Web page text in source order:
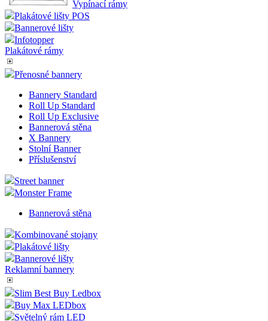
Vypínací rámy
Plakátové lišty POS
Bannerové lišty
Infotopper
Plakátové rámy
Přenosné bannery
Bannery Standard
Roll Up Standard
Roll Up Exclusive
Bannerová stěna
X Bannery
Stolní Banner
Příslušenství
Street banner
Monster Frame
Bannerová stěna
Kombinované stojany
Plakátové lišty
Bannerové lišty
Reklamní bannery
Slim Best Buy Ledbox
Buy Max LEDbox
Světelný rám LED